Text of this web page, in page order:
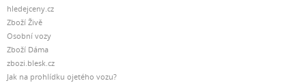
hledejceny.cz
Zboží Živě
Osobní vozy
Zboží Dáma
zbozi.blesk.cz
Jak na prohlídku ojetého vozu?